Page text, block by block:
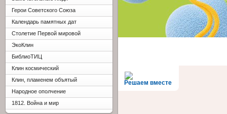
Решаем вместе
Герои Советского Союза
Календарь памятных дат
Столетие Первой мировой
ЭкоКлин
БиблиоТИЦ
Клин космический
Клин, пламенем объятый
Народное ополчение
1812. Война и мир